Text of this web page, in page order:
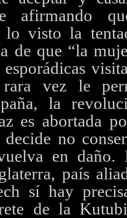
afirmando
lo visto la
de que “la
rara vez le
la
es abortada
decide no
en
país
sí hay
de la